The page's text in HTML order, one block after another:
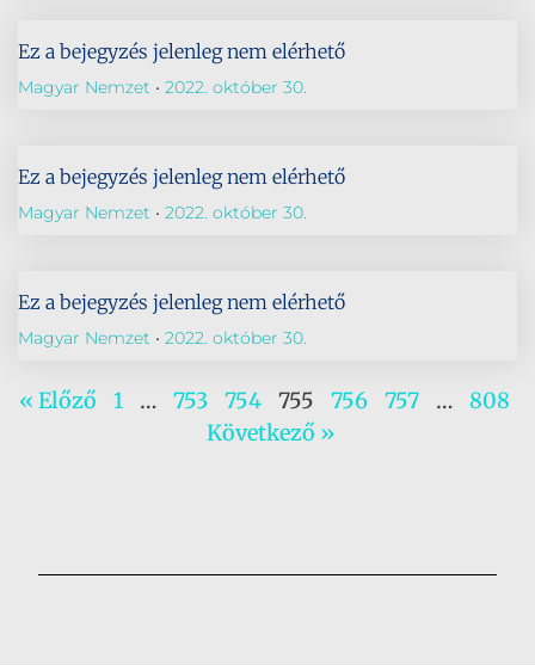
Ez a bejegyzés jelenleg nem elérhető
Magyar Nemzet 2022. október 30.
Ez a bejegyzés jelenleg nem elérhető
Magyar Nemzet 2022. október 30.
Ez a bejegyzés jelenleg nem elérhető
Magyar Nemzet 2022. október 30.
« Előző 1 … 753 754 755 756 757 …
808
Következő »